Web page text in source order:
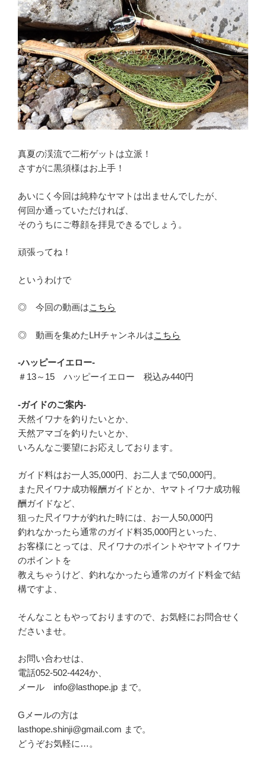
真夏の渓流で二桁ゲットは立派！
さすがに黒須様はお上手！
あいにく今回は純粋なヤマトは出ませんでしたが、
何回か通っていただければ、
そのうちにご尊顔を拝見できるでしょう。
頑張ってね！
というわけで
◎ 今回の動画はこちら
◎ 動画を集めたLHチャンネルはこちら
-ハッピーイエロー-
＃13～15 ハッピーイエロー 税込み440円
-ガイドのご案内-
天然イワナを釣りたいとか、
天然アマゴを釣りたいとか、
いろんなご要望にお応えしております。
ガイド料はお一人35,000円、お二人まで50,000円。
また尺イワナ成功報酬ガイドとか、ヤマトイワナ成功報
酬ガイドなど、
狙った尺イワナが釣れた時には、お一人50,000円
釣れなかったら通常のガイド料35,000円といった、
お客様にとっては、尺イワナのポイントやヤマトイワナ
のポイントを
教えちゃうけど、釣れなかったら通常のガイド料金で結
構ですよ、
そんなこともやっておりますので、お気軽にお問合せく
ださいませ。
お問い合わせは、
電話052-502-4424か、
メール info@lasthope.jp まで。
Gメールの方は
lasthope.shinji@gmail.com まで。
どうぞお気軽に…。